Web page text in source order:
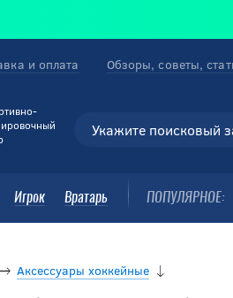
Игрок Вратарь ПОПУЛЯРНОЕ:
и оплата Обзоры, советы,
Аксессуары хоккейные